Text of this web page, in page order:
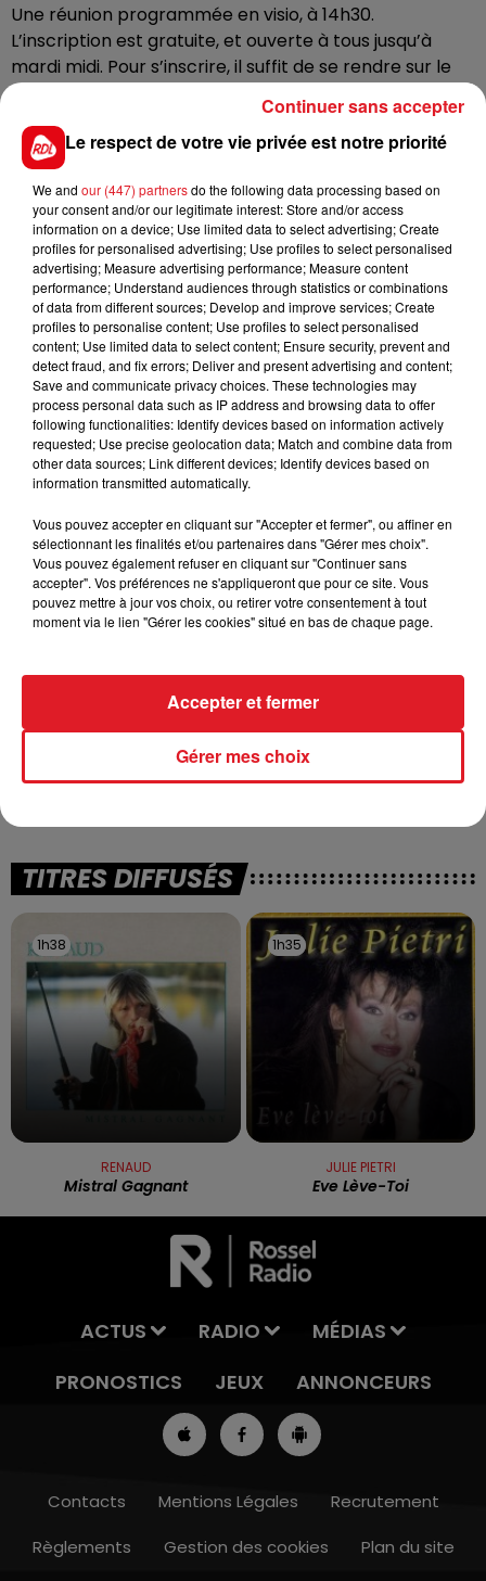
13h00 - 16h00
Une réunion programmée en visio, à 14h30.
L’inscription est gratuite, et ouverte à tous jusqu’à
mardi midi. Pour s’inscrire, il suffit de se rendre sur le
site du S3PI de l’Artois. Sous l’onglet « Agenda » (sur la
droite de la fenêtre), cliquer sur le webinaire prévu le
23 novembre.
FIL D'ACTUS
15 juillet 2026
BÉTHUNE: ENQUÊTE POUR HOMICIDE
Selon les premiers éléments, le logement servait
à des prostituées
13 juillet 2026
WINGLES: UN JEUNE PERD LA VIE, NOYÉ À
LA BASE DE LOISIRS
TITRES DIFFUSÉS
1h38
1h38
RENAUD
Mistral Gagnant
1h35
1h35
JULIE PIETRI
Eve Lève-Toi
ACTUS RADIO
MÉDIAS
PRONOSTICS
JEUX ANNONCEURS
Contacts Mentions Légales
Recrutement
Règlements
Gestion des cookies Plan du site
Le respect de votre vie privée est notre priorité
We and our (447) partnersdo the following data processing based on
your consent and/or our legitimate interest: Store and/or access
information on a device; Use limited data to select advertising; Create
profiles for personalised advertising; Use profiles to select personalised
advertising; Measure advertising performance; Measure content
performance; Understand audiences through statistics or combinations
of data from different sources; Develop and improve services; Create
profiles to personalise content; Use profiles to select personalised
content; Use limited data to select content; Ensure security, prevent and
detect fraud, and fix errors; Deliver and present advertising and content;
Save and communicate privacy choices. These technologies may
process personal data such as IP address and browsing data to offer
following functionalities: Identify devices based on information actively
requested; Use precise geolocation data; Match and combine data from
other data sources; Link different devices; Identify devices based on
information transmitted automatically.
Vous pouvez accepter en cliquant sur "Accepter et fermer", ou affiner en
sélectionnant les finalités et/ou partenaires dans "Gérer mes choix".
Vous pouvez également refuser en cliquant sur "Continuer sans
accepter". Vos préférences ne s'appliqueront que pour ce site. Vous
pouvez mettre à jour vos choix, ou retirer votre consentement à tout
moment via le lien "Gérer les cookies" situé en bas de chaque page.
Gérer mes choix
Accepter et fermer
Continuer sans accepter